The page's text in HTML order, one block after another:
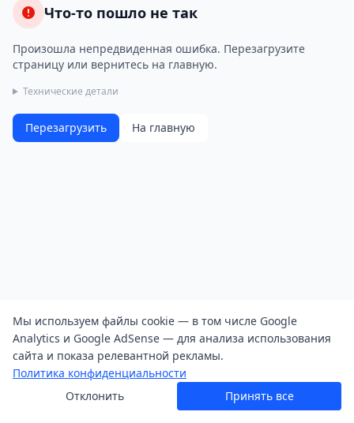
Что-то пошло не так
Произошла непредвиденная ошибка. Перезагрузите
страницу или вернитесь на главную.
Технические детали
Перезагрузить На главную
Мы используем файлы cookie — в том числе Google
Analytics и Google AdSense — для анализа использования
сайта и показа релевантной рекламы.
Политика конфиденциальности
Отклонить
Принять все